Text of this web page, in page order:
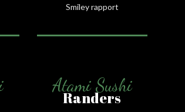
Smiley rapport
Atami Sushi
Randers